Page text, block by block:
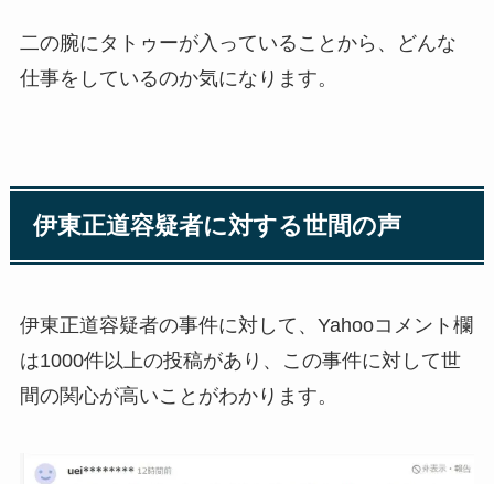
二の腕にタトゥーが入っていることから、どんな
仕事をしているのか気になります。
伊東正道容疑者に対する世間の声
伊東正道容疑者の事件に対して、Yahooコメント欄
は1000件以上の投稿があり、この事件に対して世
間の関心が高いことがわかります。